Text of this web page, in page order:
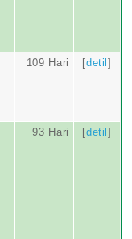
109 Hari [detil]
93 Hari [detil]